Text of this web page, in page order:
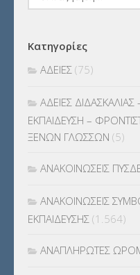
για:
Κατηγορίες
ΑΔΕΙΕΣ (75)
ΑΔΕΙΕΣ ΔΙΔΑΣΚΑΛΙΑΣ
ΕΚΠΑΙΔΕΥΣΗ –
ΞΕΝΩΝ ΓΛΩΣΣΩΝ (5)
ΑΝΑΚΟΙΝΩΣΕΙΣ
ΑΝΑΚΟΙΝΩΣΕΙΣ
ΕΚΠΑΙΔΕΥΣΗΣ (1.564)
ΑΝΑΠΛΗΡΩΤΕΣ